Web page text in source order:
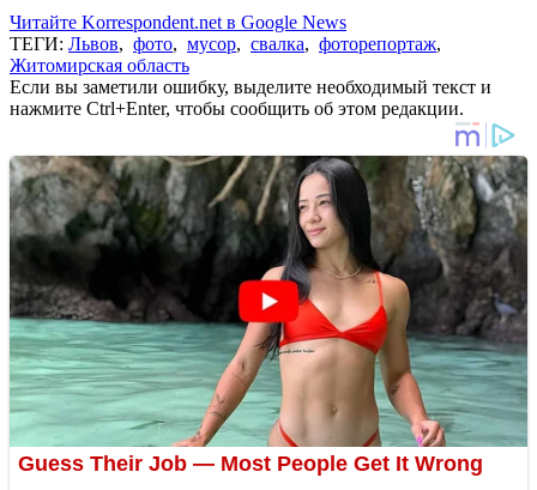
Читайте Korrespondent.net в Google News
ТЕГИ: Львов, фото, мусор, свалка, фоторепортаж,
Житомирская область
Если вы заметили ошибку, выделите необходимый текст и
нажмите Ctrl+Enter, чтобы сообщить об этом редакции.